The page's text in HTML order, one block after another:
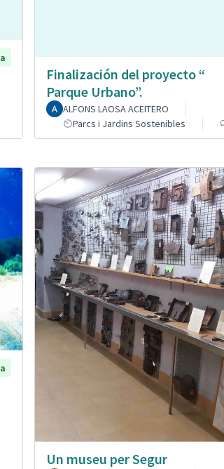
Finalización del proyecto “
Parque Urbano”.
ALFONS LAOSA ACEITERO
Parcs i Jardins Sostenibles
Un museu per Segur